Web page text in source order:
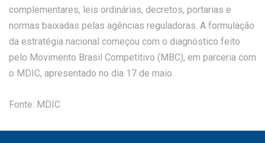
complementares, leis ordinárias, decretos, portarias e
normas baixadas pelas agências reguladoras. A formulação
da estratégia nacional começou com o diagnóstico feito
pelo Movimento Brasil Competitivo (MBC), em parceria com
o MDIC, apresentado no dia 17 de maio.
Fonte: MDIC